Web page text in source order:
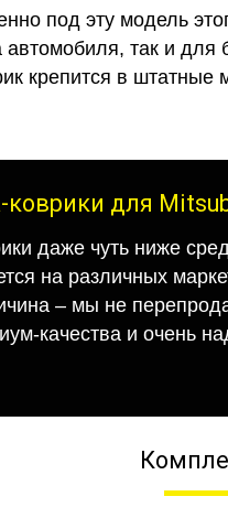
под эту модель
так и для
крепится в штатные
коврики для
даже чуть ниже
на различных
– мы не
качества и очень